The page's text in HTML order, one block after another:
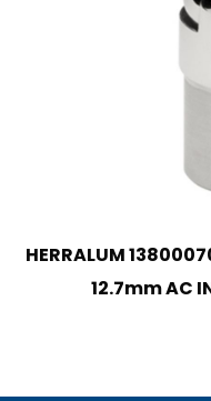
HERRALUM
12.7mm AC